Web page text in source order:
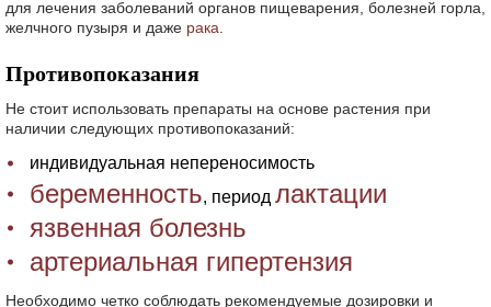
для лечения заболеваний органов пищеварения, болезней горла,
желчного пузыря и даже рака
Противопоказания
Не стоит использовать препараты на основе растения при
наличии следующих противопоказаний:
индивидуальная непереносимость
беременность, период лактации
язвенная болезнь
артериальная гипертензия
Необходимо четко соблюдать рекомендуемые дозировки и